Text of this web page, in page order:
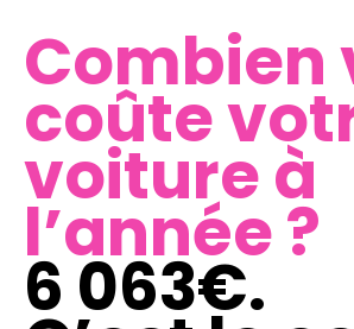
Combien
coûte
voiture à
l’année ?
6 063€.